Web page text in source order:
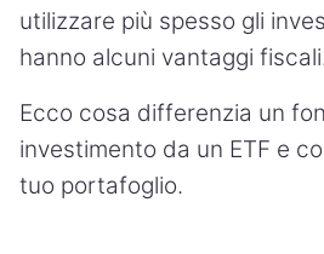
utilizzare più spesso gli
hanno alcuni vantaggi
Ecco cosa differenzia un
investimento da un ETF e
tuo portafoglio.